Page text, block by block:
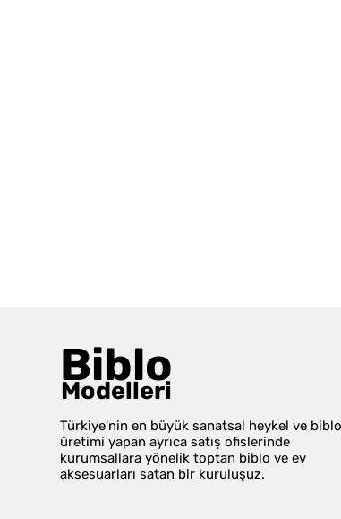
Biblo
Modelleri
Türkiye'nin en büyük sanatsal heykel ve biblo
üretimi yapan ayrıca satış ofislerinde
kurumsallara yönelik toptan biblo ve ev
aksesuarları satan bir kuruluşuz.